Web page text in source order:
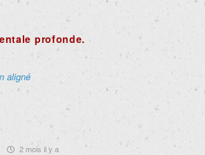
profonde.
aligné
2 mois il y a